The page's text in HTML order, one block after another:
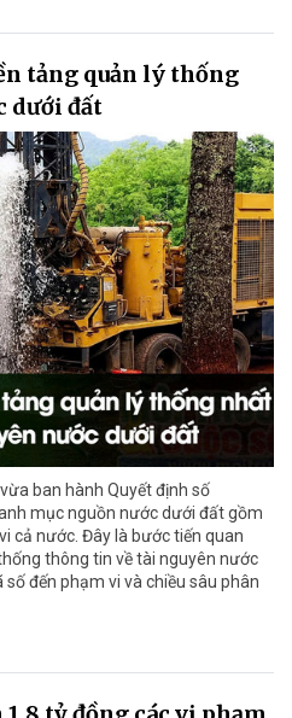
tảng quản lý thống
dưới đất
ban hành Quyết định số
mục nguồn nước dưới đất gồm
cả nước. Đây là bước tiến quan
thông tin về tài nguyên nước
đến phạm vi và chiều sâu phân